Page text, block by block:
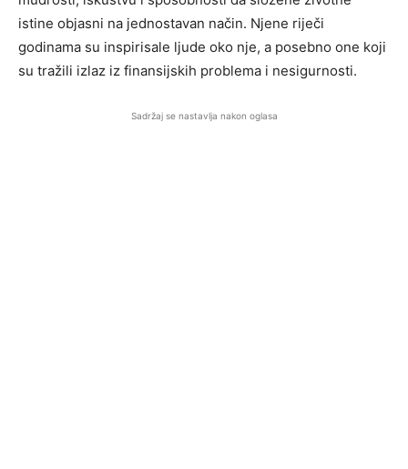
istine objasni na jednostavan način. Njene riječi
godinama su inspirisale ljude oko nje, a posebno one koji
su tražili izlaz iz finansijskih problema i nesigurnosti.
Sadržaj se nastavlja nakon oglasa